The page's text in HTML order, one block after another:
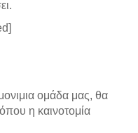
ομάδα μας, θα
η καινοτομία